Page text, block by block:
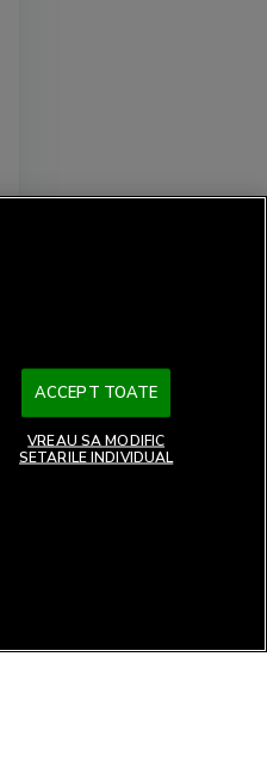
ACCEPT TOATE
VREAU SA MODIFIC
SETARILE INDIVIDUAL